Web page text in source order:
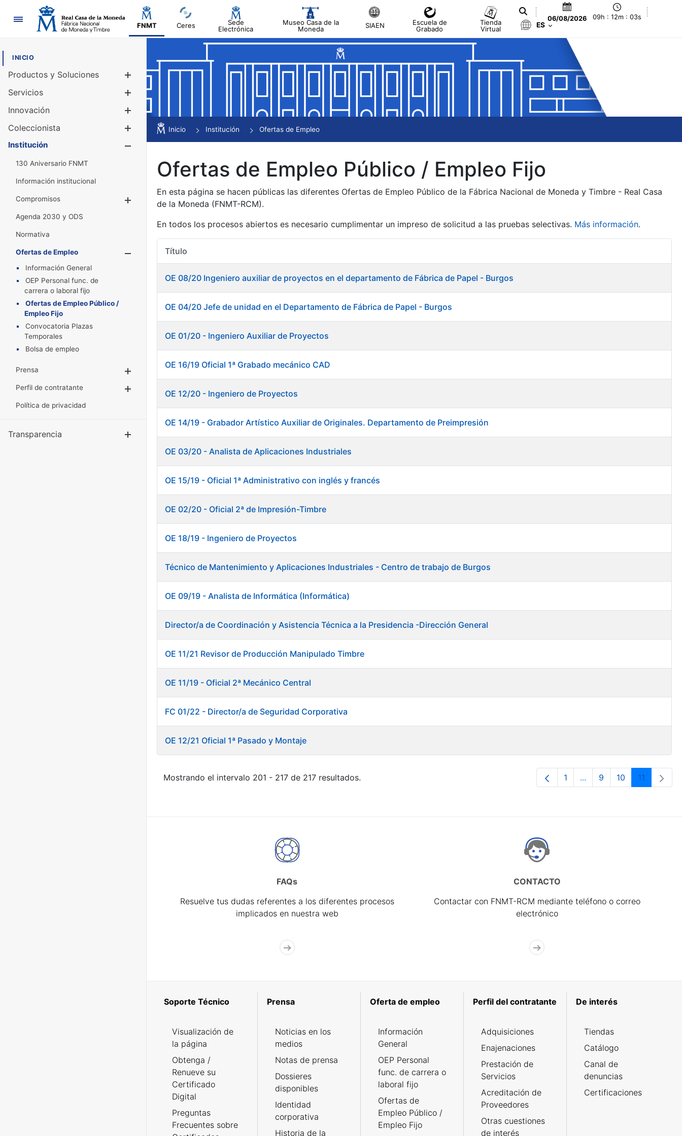
Navegación
FNMT Ceres
Sede
Electrónica
Museo Casa de la
Moneda
SIAEN
Escuela de
Grabado
Tienda
Virtual
06/08/2026 09h : 12m : 03s
ES
INICIO
Productos y Soluciones
Mostrar/Ocultar
Servicios
Innovación
Coleccionista
Mostrar/Ocultar
Institución
130 Aniversario FNMT
Información institucional
Compromisos
Mostrar/Ocultar
Agenda 2030 y ODS
Normativa
Ofertas de Empleo
Mostrar/Ocultar
Información General
OEP Personal func. de
carrera o laboral fijo
Ofertas de Empleo Público /
Empleo Fijo
Convocatoria Plazas
Temporales
Bolsa de empleo
Prensa
Mostrar/Ocultar
Perfil de contratante
Mostrar/Ocultar
Política de privacidad
Transparencia Mostrar/Ocultar
Inicio Institución Ofertas de Empleo
Ofertas de Empleo Público / Empleo Fijo
En esta página se hacen públicas las diferentes Ofertas de Empleo Público de la Fábrica Nacional de Moneda y Timbre - Real Casa
de la Moneda (FNMT-RCM).
En todos los procesos abiertos es necesario cumplimentar un impreso de solicitud a las pruebas selectivas. Más información.
Título
OE 08/20 Ingeniero auxiliar de proyectos en el departamento de Fábrica de Papel - Burgos
OE 04/20 Jefe de unidad en el Departamento de Fábrica de Papel - Burgos
OE 01/20 - Ingeniero Auxiliar de Proyectos
OE 16/19 Oficial 1ª Grabado mecánico CAD
OE 12/20 - Ingeniero de Proyectos
OE 14/19 - Grabador Artístico Auxiliar de Originales. Departamento de Preimpresión
OE 03/20 - Analista de Aplicaciones Industriales
OE 15/19 - Oficial 1ª Administrativo con inglés y francés
OE 02/20 - Oficial 2ª de Impresión-Timbre
OE 18/19 - Ingeniero de Proyectos
Técnico de Mantenimiento y Aplicaciones Industriales - Centro de trabajo de Burgos
OE 09/19 - Analista de Informática (Informática)
Director/a de Coordinación y Asistencia Técnica a la Presidencia -Dirección General
OE 11/21 Revisor de Producción Manipulado Timbre
OE 11/19 - Oficial 2ª Mecánico Central
FC 01/22 - Director/a de Seguridad Corporativa
OE 12/21 Oficial 1ª Pasado y Montaje
Mostrando el intervalo 201 - 217 de 217 resultados. Página
1 ...Páginas intermedias Use
Página
9 Página
10 Página
11
FAQs
Resuelve tus dudas referentes a los diferentes procesos
implicados en nuestra web
CONTACTO
Contactar con FNMT-RCM mediante teléfono o correo
electrónico
Soporte Técnico
Visualización de
la página
Obtenga /
Renueve su
Certificado
Digital
Preguntas
Frecuentes sobre
Prensa
Noticias en los
medios
Notas de prensa
Dossieres
disponibles
Identidad
corporativa
Historia de la
Oferta de empleo
Información
General
OEP Personal
func. de carrera o
laboral fijo
Ofertas de
Empleo Público /
Empleo Fijo
Perfil del contratante
Adquisiciones
Enajenaciones
Prestación de
Servicios
Acreditación de
Proveedores
Otras cuestiones
de interés
De interés
Tiendas
Catálogo
Canal de
denuncias
Certificaciones